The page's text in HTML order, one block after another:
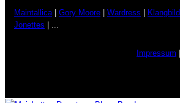
Maintallica| Gory Moore Wardress Klangbild
Jonettes | ...
Impressum